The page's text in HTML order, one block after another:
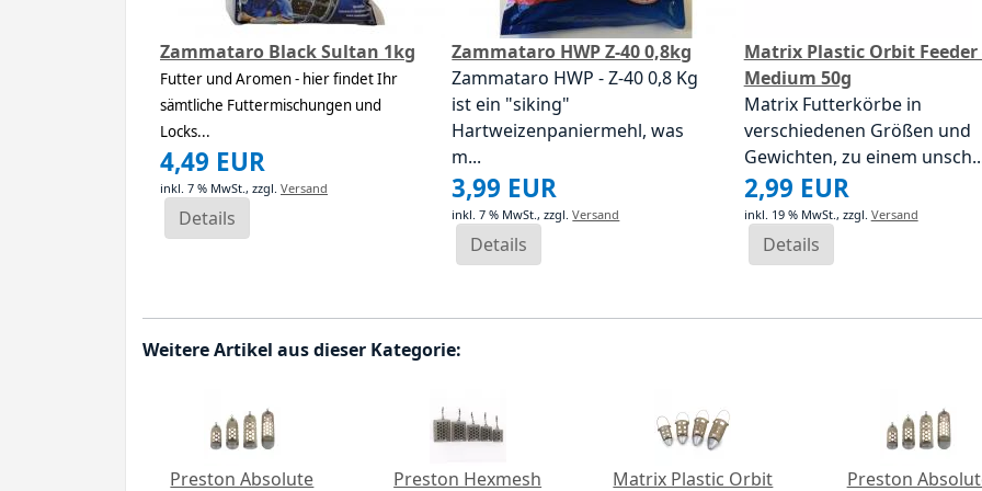
Zammataro Black Sultan 1kg
Futter und Aromen - hier findet Ihr
sämtliche Futtermischungen und
Locks...
4,49 EUR
inkl. 7 % MwSt., zzgl. Versand
Details
Zammataro HWP Z-40 0,8kg
Zammataro HWP - Z-40 0,8 Kg
ist ein "siking"
Hartweizenpaniermehl, was
m...
3,99 EUR
inkl. 7 % MwSt., zzgl.Versand
Details
Matrix Plastic Orbit Feeder
Medium 50g
Matrix Futterkörbe in
verschiedenen Größen und
Gewichten, zu einem
2,99 EUR
inkl. 19 % MwSt., zzgl. Versand
Details
Weitere Artikel aus dieser Kategorie:
Preston Absolute Preston Hexmesh Matrix Plastic Orbit Preston